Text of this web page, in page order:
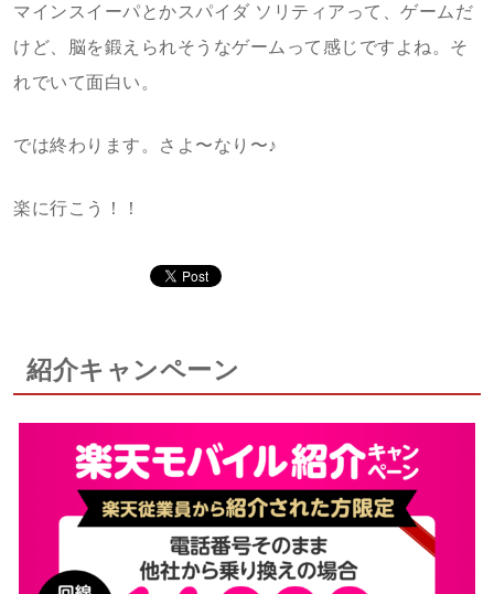
マインスイーパとかスパイダ ソリティアって、ゲームだ
けど、脳を鍛えられそうなゲームって感じですよね。そ
れでいて面白い。
では終わります。さよ〜なり〜♪
楽に行こう！！
紹介キャンペーン